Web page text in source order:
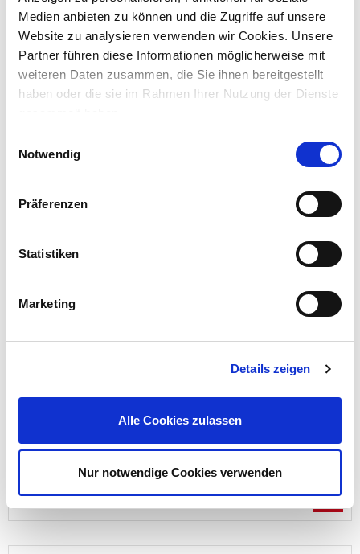
Medien anbieten zu können und die Zugriffe auf unsere
Website zu analysieren verwenden wir Cookies. Unsere
Partner führen diese Informationen möglicherweise mit
weiteren Daten zusammen, die Sie ihnen bereitgestellt
haben oder die sie im Rahmen Ihrer Nutzung der Dienste
Notwendig
Präferenzen
Statistiken
Marketing
Details zeigen
Alle Cookies zulassen
Nur notwendige Cookies verwenden
Abbrechklingen 18mm 12Stk.
Preis reduziert von
auf
UVP 3,49 €
2,79 €*
nur im